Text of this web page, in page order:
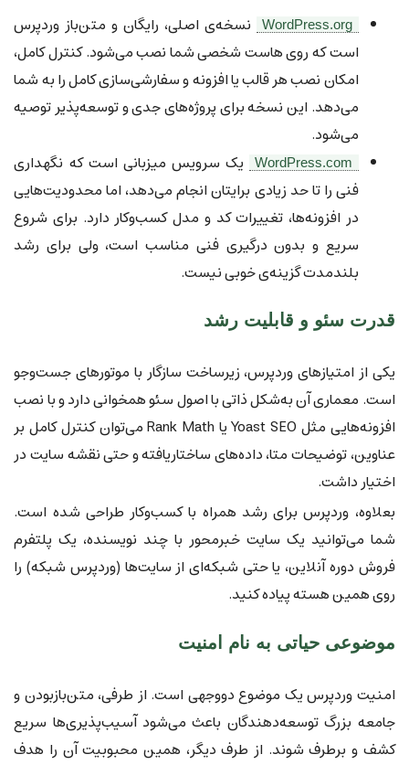
WordPress.org
نسخه‌ی اصلی، رایگان و متن‌باز وردپرس
است که روی هاست شخصی شما نصب می‌شود. کنترل کامل،
امکان نصب هر قالب یا افزونه و سفارشی‌سازی کامل را به شما
می‌دهد. این نسخه برای پروژه‌های جدی و توسعه‌پذیر توصیه
می‌شود.
WordPress.com
یک سرویس میزبانی است که نگهداری
فنی را تا حد زیادی برایتان انجام می‌دهد، اما محدودیت‌هایی
در افزونه‌ها، تغییرات کد و مدل کسب‌وکار دارد. برای شروع
سریع و بدون درگیری فنی مناسب است، ولی برای رشد
بلندمدت گزینه‌ی خوبی نیست.
قدرت سئو و قابلیت رشد
یکی از امتیازهای وردپرس، زیرساخت سازگار با موتورهای جست‌وجو
است. معماری آن به‌شکل ذاتی با اصول سئو همخوانی دارد و با نصب
افزونه‌هایی مثل Yoast SEO یا Rank Math می‌توان کنترل کامل بر
عناوین، توضیحات متا، داده‌های ساختاریافته و حتی نقشه سایت در
اختیار داشت.
بعلاوه، وردپرس برای رشد همراه با کسب‌وکار طراحی شده است.
شما می‌توانید یک سایت خبرمحور با چند نویسنده، یک پلتفرم
فروش دوره آنلاین، یا حتی شبکه‌ای از سایت‌ها (وردپرس شبکه) را
روی همین هسته پیاده کنید.
موضوعی حیاتی به نام امنیت
امنیت وردپرس یک موضوع دووجهی است. از طرفی، متن‌بازبودن و
جامعه بزرگ توسعه‌دهندگان باعث می‌شود آسیب‌پذیری‌ها سریع
کشف و برطرف شوند. از طرف دیگر، همین محبوبیت آن را هدف